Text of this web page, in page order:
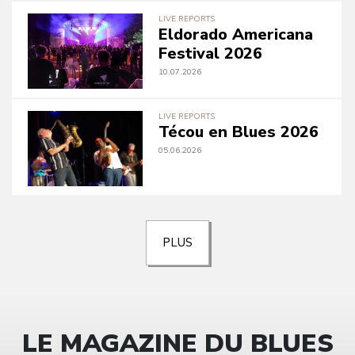
LIVE REPORTS
Eldorado Americana
Festival 2026
10.07.2026
LIVE REPORTS
Técou en Blues 2026
05.06.2026
PLUS
LE MAGAZINE DU BLUES